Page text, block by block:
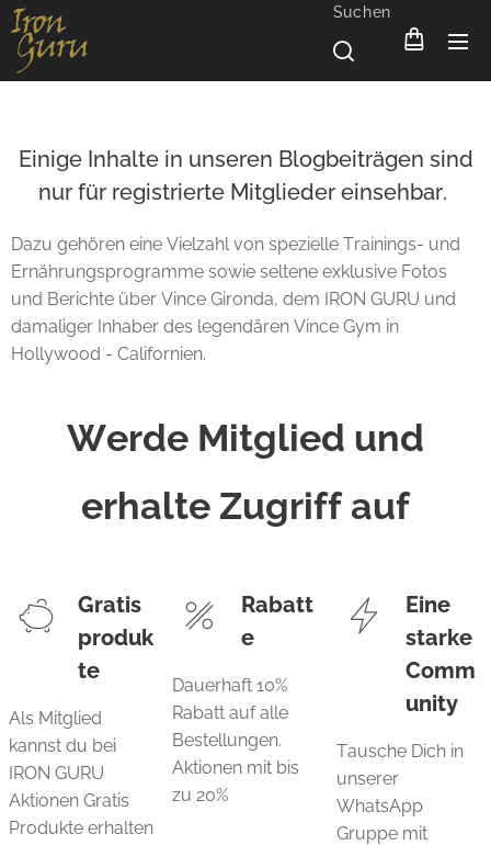
Suchen
Einige Inhalte in unseren Blogbeiträgen sind
nur für registrierte Mitglieder einsehbar.
Dazu gehören eine Vielzahl von spezielle Trainings- und
Ernährungsprogramme sowie seltene exklusive Fotos
und Berichte über Vince Gironda, dem IRON GURU und
damaliger Inhaber des legendären Vince Gym in
Hollywood - Californien.
Werde Mitglied und
erhalte Zugriff auf
Gratis
produk
te
Als Mitglied
kannst du bei
IRON GURU
Aktionen Gratis
Produkte erhalten
Rabatt
e
Dauerhaft 10%
Rabatt auf alle
Bestellungen.
Aktionen mit bis
zu 20%
Eine
starke
Comm
unity
Tausche Dich in
unserer
WhatsApp
Gruppe mit